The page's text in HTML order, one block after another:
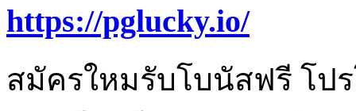
https://pglucky.io/
สมัครใหมรับโบนัสฟรี โป